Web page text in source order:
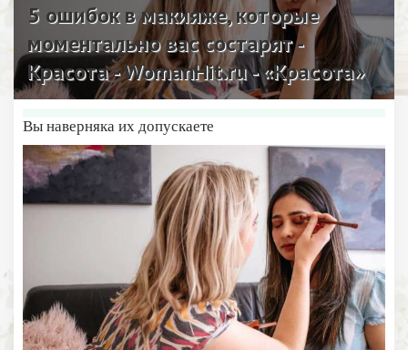
5 ошибок в макияже, которые
моментально вас состарят -
Красота - WomanHit.ru - «Красота»
Вы наверняка их допускаете